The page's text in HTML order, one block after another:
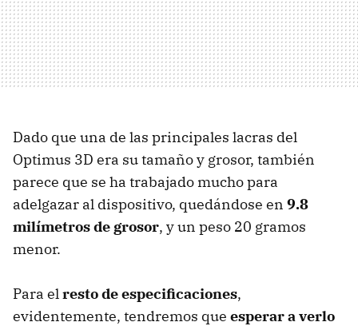
Dado que una de las principales lacras del
Optimus 3D era su tamaño y grosor, también
parece que se ha trabajado mucho para
adelgazar al dispositivo, quedándose en 9.8
milímetros de grosor, y un peso 20 gramos
menor.
Para elresto de especificaciones,
evidentemente, tendremos que esperar a verlo